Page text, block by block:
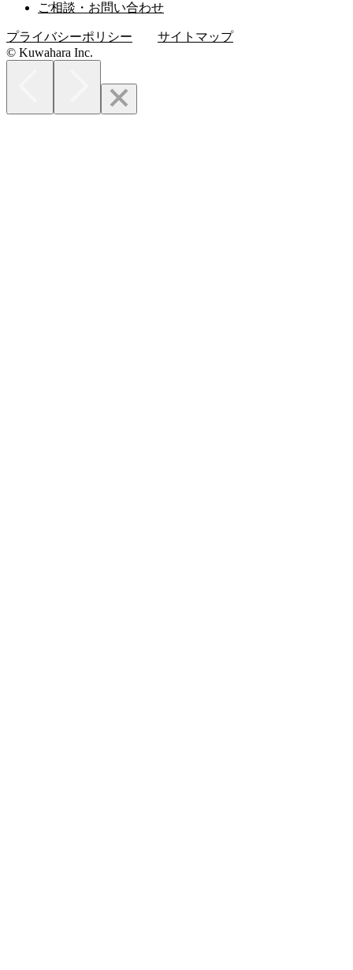
ご相談・お問い合わせ
プライバシーポリシー
サイトマップ
© Kuwahara Inc.